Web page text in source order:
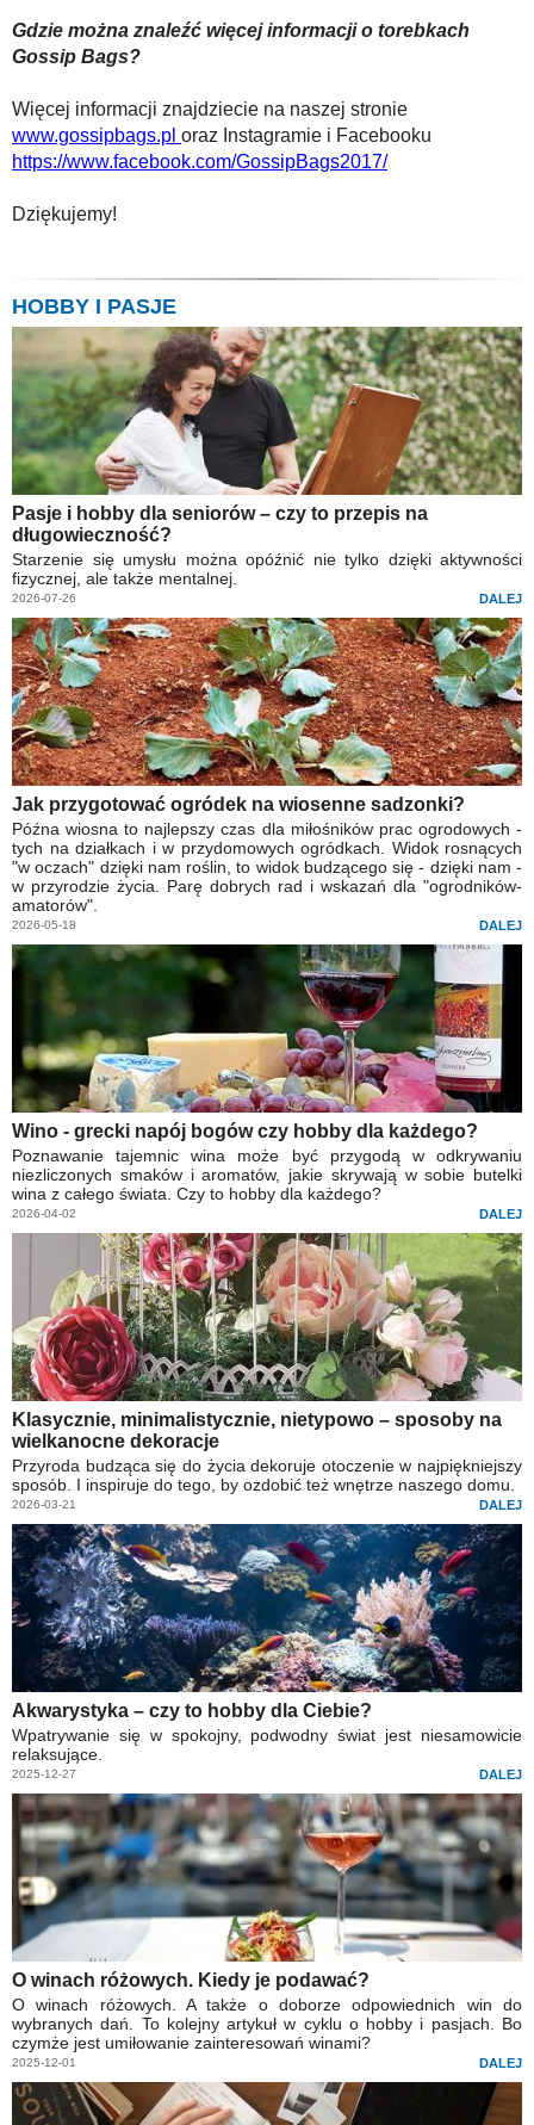
Gdzie można znaleźć więcej informacji o torebkach
Gossip Bags?
Więcej informacji znajdziecie na naszej stronie
www.gossipbags.pl oraz Instagramie i Facebooku
https://www.facebook.com/GossipBags2017/
Dziękujemy!
HOBBY I PASJE
Pasje i hobby dla seniorów – czy to przepis na
długowieczność?
Starzenie się umysłu można opóźnić nie tylko dzięki aktywności
fizycznej, ale także mentalnej.
2026-07-26 DALEJ
Jak przygotować ogródek na wiosenne sadzonki?
Późna wiosna to najlepszy czas dla miłośników prac ogrodowych -
tych na działkach i w przydomowych ogródkach. Widok rosnących
"w oczach" dzięki nam roślin, to widok budzącego się - dzięki nam -
w przyrodzie życia. Parę dobrych rad i wskazań dla "ogrodników-
amatorów".
2026-05-18 DALEJ
Wino - grecki napój bogów czy hobby dla każdego?
Poznawanie tajemnic wina może być przygodą w odkrywaniu
niezliczonych smaków i aromatów, jakie skrywają w sobie butelki
wina z całego świata. Czy to hobby dla każdego?
2026-04-02 DALEJ
Klasycznie, minimalistycznie, nietypowo – sposoby na
wielkanocne dekoracje
Przyroda budząca się do życia dekoruje otoczenie w najpiękniejszy
sposób. I inspiruje do tego, by ozdobić też wnętrze naszego domu.
2026-03-21 DALEJ
Akwarystyka – czy to hobby dla Ciebie?
Wpatrywanie się w spokojny, podwodny świat jest niesamowicie
relaksujące.
2025-12-27 DALEJ
O winach różowych. Kiedy je podawać?
O winach różowych. A także o doborze odpowiednich win do
wybranych dań. To kolejny artykuł w cyklu o hobby i pasjach. Bo
czymże jest umiłowanie zainteresowań winami?
2025-12-01 DALEJ